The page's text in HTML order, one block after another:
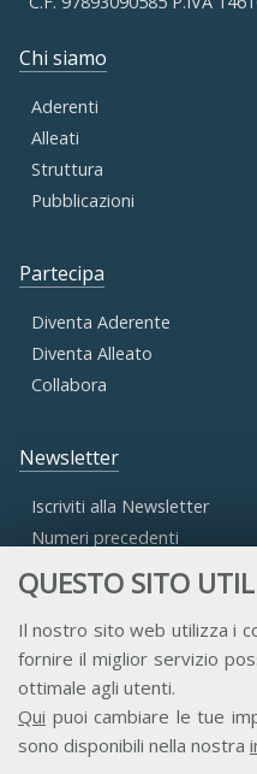
QUESTO SITO
Il nostro sito web utilizza i
fornire il miglior servizio
ottimale agli utenti.
Qui puoi cambiare le tue
sono disponibili nella nostra
Chi siamo
Aderenti
Alleati
Struttura
Pubblicazioni
Partecipa
Diventa Aderente
Diventa Alleato
Collabora
Newsletter
Iscriviti alla Newsletter
Numeri precedenti
Accesso Aderenti
Accesso Consulta
Accesso Team